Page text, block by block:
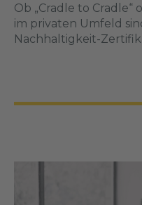
Ob „Cradle to Cradle“
im privaten Umfeld
Nachhaltigkeit-